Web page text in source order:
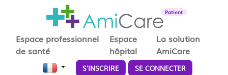
Patient
Espace professionnel
de santé
Espace
hôpital
La solution
AmiCare
S'INSCRIRE SE CONNECTER